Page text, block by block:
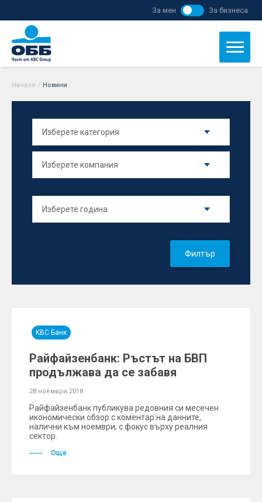
За мен За бизнеса
Начало / Новини
Филтър
KBC Банк
Райфайзенбанк: Ръстът на БВП
продължава да се забавя
28 ноември 2018
Райфайзенбанк публикува редовния си месечен
икономически обзор с коментар на данните,
налични към ноември, с фокус върху реалния
сектор.
Още